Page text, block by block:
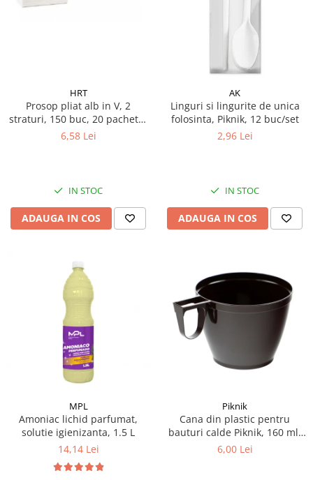
Balsam de rufe
Aditivi spalare
Detergent de rufe
Indepartare pete
Insecticide
Odorizante textile
Odorizante baie
Odorizante Camera
Odorizante Speciale
PACHETE PROMO
Produse de curatare industriala
Solutii de indepartarea cimentului
(decapanti)
Galeti clasice
Raclete
Raclete geam
Raclete pardoseala
Bureti speciali
Accesorii pe coduri de culori
Animale de companie
Articole de bucatarie si catering
Folii si ambalaje
Pahare de unica folosinta
Tacamuri de unica folosinta
Dispensere
Dispensere folie
Dispensere hartie
Dispensere sapun
HRT
Prosop pliat alb in V, 2
straturi, 150 buc, 20 pachete/
bax
6,58 Lei
IN STOC
ADAUGA IN COS
AK
Linguri si lingurite de unica
folosinta, Piknik, 12 buc/set
2,96 Lei
IN STOC
ADAUGA IN COS
MPL
Amoniac lichid parfumat,
solutie igienizanta, 1.5 L
14,14 Lei
Piknik
Cana din plastic pentru
bauturi calde Piknik, 160 ml,
12 buc/set
6,00 Lei